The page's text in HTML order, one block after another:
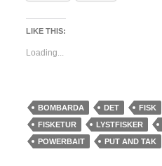
LIKE THIS:
Loading...
BOMBARDA DET FISK
FISKETUR
LYSTFISKER
POWERBAIT
PUT AND TAK